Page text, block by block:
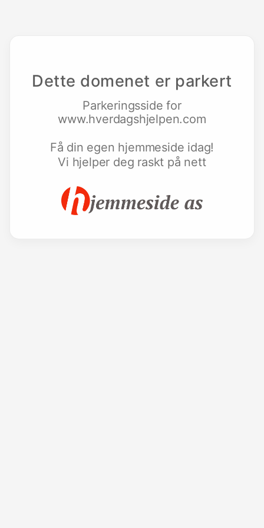
Dette domenet er parkert
Parkeringsside for
www.hverdagshjelpen.com
Få din egen hjemmeside idag!
Vi hjelper deg raskt på nett